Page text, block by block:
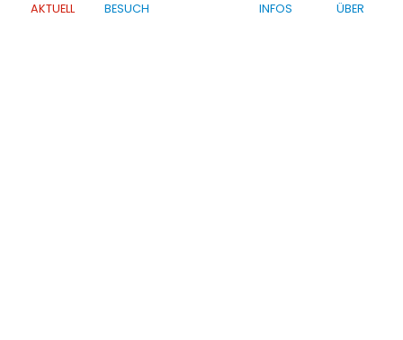
AKTUELL BESUCH INFOS ÜBER